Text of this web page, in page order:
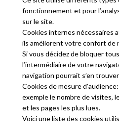
fonctionnement et pour
sur le site.
Cookies internes nécessaires
ils améliorent votre confort de
Si vous décidez de bloquer
l’intermédiaire de votre
navigation pourrait s’en
Cookies de mesure
exemple le nombre de visites,
et les pages les plus lues.
Voici une liste des cookies